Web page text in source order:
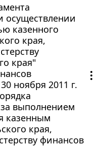
осуществлении
казенного
края,
края"
ноября 2011 г.
выполнением
казенным
края,
финансов